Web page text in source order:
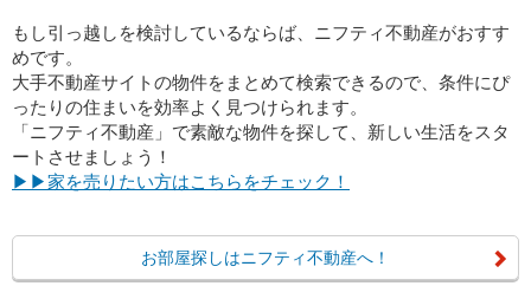
もし引っ越しを検討しているならば、ニフティ不動産がおすす
めです。
大手不動産サイトの物件をまとめて検索できるので、条件にぴ
ったりの住まいを効率よく見つけられます。
「ニフティ不動産」で素敵な物件を探して、新しい生活をスタ
ートさせましょう！
▶▶家を売りたい方はこちらをチェック！
お部屋探しはニフティ不動産へ！